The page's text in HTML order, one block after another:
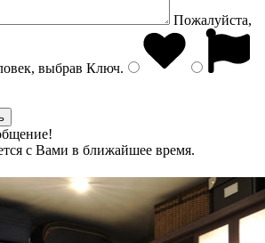
Пожалуйста,
выбрав Ключ.
с Вами в ближайшее время.